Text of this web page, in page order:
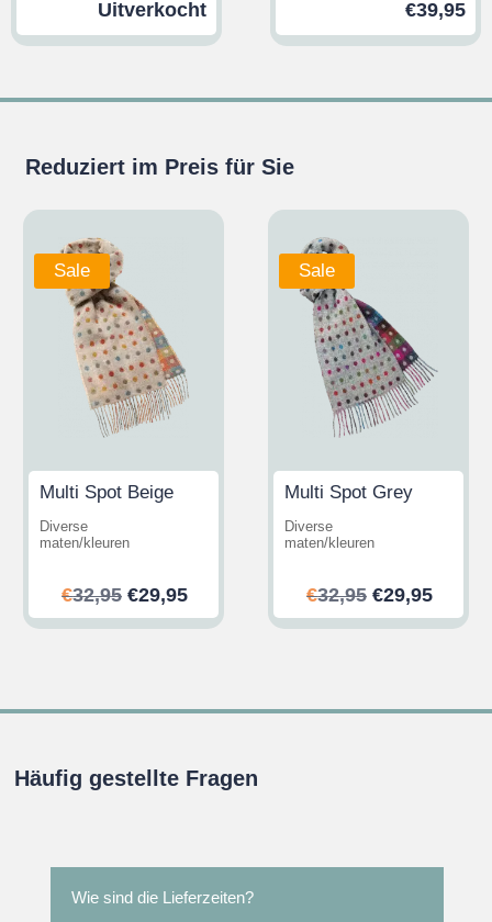
Uitverkocht €39,95
Reduziert im Preis für Sie
Sale
Multi Spot Beige
Diverse
maten/kleuren
€32,95 Ursprünglicher
Preis
€29,95Aktueller
Preis
Sale
Multi Spot Grey
Diverse
maten/kleuren
€32,95
Preis
€29,95
Preis
Häufig gestellte Fragen
Wie sind die Lieferzeiten?